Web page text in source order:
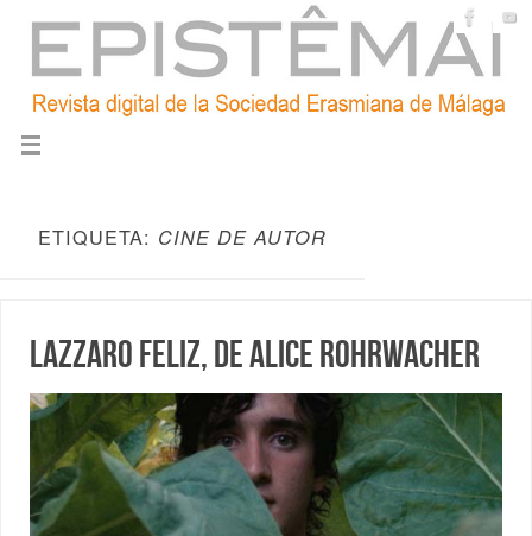
ETIQUETA: CINE DE AUTOR
Lazzaro feliz, de Alice Rohrwacher